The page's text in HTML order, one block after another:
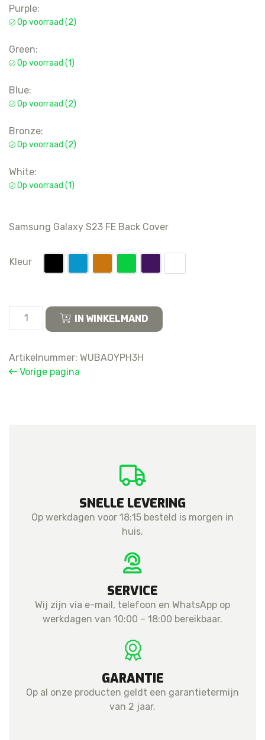
Purple:
Op voorraad (2)
Green:
Op voorraad (1)
Blue:
Op voorraad (2)
Bronze:
Op voorraad (2)
White:
Op voorraad (1)
Samsung Galaxy S23 FE Back Cover
Kleur
Samsung
Galaxy
FE
Back
IN WINKELMAND
Artikelnummer: WUBAOYPH3H
Vorige pagina
SNELLE LEVERING
Op werkdagen voor 18:15 besteld is morgen in
huis.
SERVICE
Wij zijn via e-mail, telefoon en WhatsApp op
werkdagen van 10:00 – 18:00 bereikbaar.
GARANTIE
Op al onze producten geldt een garantietermijn
van 2 jaar.